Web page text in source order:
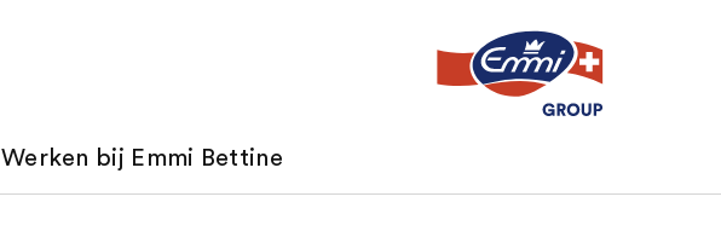
Werken bij Emmi Bettine